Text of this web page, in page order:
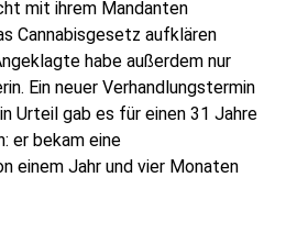
mit ihrem Mandanten
Cannabisgesetz aufklären
habe außerdem nur
Ein neuer Verhandlungstermin
Urteil gab es für einen 31 Jahre
er bekam eine
einem Jahr und vier Monaten